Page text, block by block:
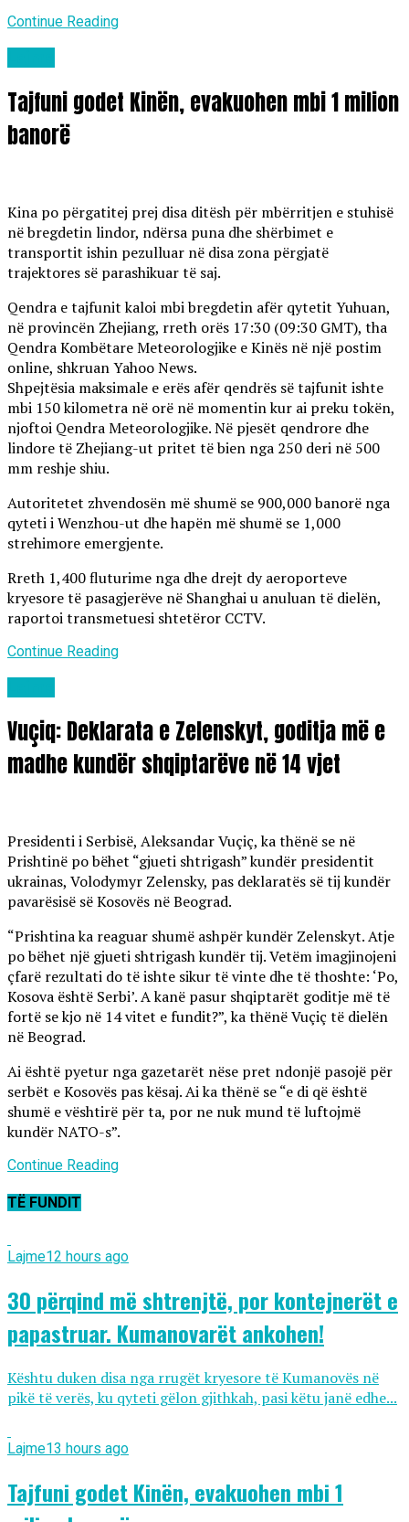
Continue Reading
Tajfuni godet Kinën, evakuohen mbi 1 milion
banorë
Kina po përgatitej prej disa ditësh për mbërritjen e stuhisë
në bregdetin lindor, ndërsa puna dhe shërbimet e
transportit ishin pezulluar në disa zona përgjatë
trajektores së parashikuar të saj.
Qendra e tajfunit kaloi mbi bregdetin afër qytetit Yuhuan,
në provincën Zhejiang, rreth orës 17:30 (09:30 GMT), tha
Qendra Kombëtare Meteorologjike e Kinës në një postim
online, shkruan Yahoo News.
Shpejtësia maksimale e erës afër qendrës së tajfunit ishte
mbi 150 kilometra në orë në momentin kur ai preku tokën,
njoftoi Qendra Meteorologjike. Në pjesët qendrore dhe
lindore të Zhejiang-ut pritet të bien nga 250 deri në 500
mm reshje shiu.
Autoritetet zhvendosën më shumë se 900,000 banorë nga
qyteti i Wenzhou-ut dhe hapën më shumë se 1,000
strehimore emergjente.
Rreth 1,400 fluturime nga dhe drejt dy aeroporteve
kryesore të pasagjerëve në Shanghai u anuluan të dielën,
raportoi transmetuesi shtetëror CCTV.
Continue Reading
Vuçiq: Deklarata e Zelenskyt, goditja më e
madhe kundër shqiptarëve në 14 vjet
Presidenti i Serbisë, Aleksandar Vuçiç, ka thënë se në
Prishtinë po bëhet “gjueti shtrigash” kundër presidentit
ukrainas, Volodymyr Zelensky, pas deklaratës së tij kundër
pavarësisë së Kosovës në Beograd.
“Prishtina ka reaguar shumë ashpër kundër Zelenskyt. Atje
po bëhet një gjueti shtrigash kundër tij. Vetëm imagjinojeni
çfarë rezultati do të ishte sikur të vinte dhe të thoshte: ‘Po,
Kosova është Serbi’. A kanë pasur shqiptarët goditje më të
fortë se kjo në 14 vitet e fundit?”, ka thënë Vuçiç të dielën
në Beograd.
Ai është pyetur nga gazetarët nëse pret ndonjë pasojë për
serbët e Kosovës pas kësaj. Ai ka thënë se “e di që është
shumë e vështirë për ta, por ne nuk mund të luftojmë
kundër NATO-s”.
Continue Reading
TË FUNDIT
Lajme12 hours ago
30 përqind më shtrenjtë, por kontejnerët e
papastruar. Kumanovarët ankohen!
Kështu duken disa nga rrugët kryesore të Kumanovës në
pikë të verës, ku qyteti gëlon gjithkah, pasi këtu janë edhe...
Lajme13 hours ago
Tajfuni godet Kinën, evakuohen mbi 1